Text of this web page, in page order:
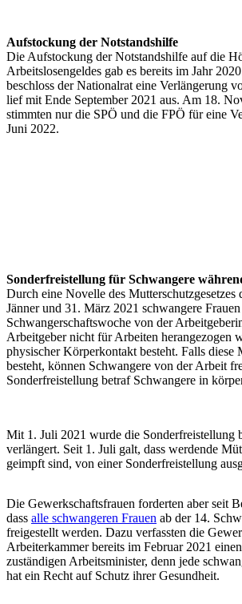
Aufstockung der Notstandshilfe
Die Aufstockung der Notstandshilfe auf die
Arbeitslosengeldes gab es bereits im Jahr
beschloss der Nationalrat eine Verlängerung
lief mit Ende September 2021 aus. Am 18.
stimmten nur die SPÖ und die FPÖ für eine
Juni 2022.
Sonderfreistellung für Schwangere
Durch eine Novelle des Mutterschutzgesetzes
Jänner und 31. März 2021 schwangere
Schwangerschaftswoche von der
Arbeitgeber nicht für Arbeiten herangezogen
physischer Körperkontakt besteht. Falls diese
besteht, können Schwangere von der Arbeit
Sonderfreistellung betraf Schwangere in
Mit 1. Juli 2021 wurde die Sonderfreistellung
verlängert. Seit 1. Juli galt, dass werdende
geimpft sind, von einer Sonderfreistellung
Die Gewerkschaftsfrauen forderten aber seit
dass alle schwangeren Frauen ab der 14.
freigestellt werden. Dazu verfassten die
Arbeiterkammer bereits im Februar 2021
zuständigen Arbeitsminister, denn jede
hat ein Recht auf Schutz ihrer Gesundheit.